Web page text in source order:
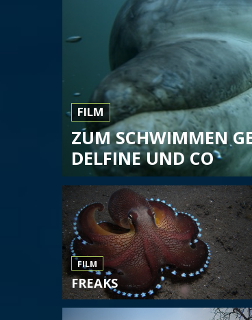
FILM
ZUM SCHWIMMEN
DELFINE UND CO
FILM
FREAKS